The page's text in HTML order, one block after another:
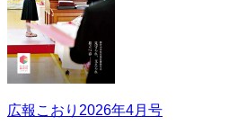
広報こおり2026年4月号